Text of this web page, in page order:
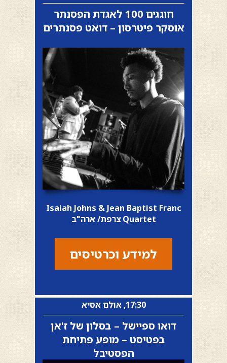
חוגגים 100 לאגדת הפסנתר
אוסקר פיטרסון – דואט פסנתרים
Isaiah Johns & Jean Baptist Franc
Quartet צרפת/ ארה"ב
למידע וכרטיסים
17:30, אולם אסיא
דואו ספיישל – בסלון של ז'אן
בפטיסט – מופע פתיחת
הפסטיבל